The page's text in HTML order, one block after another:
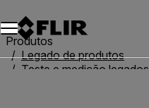
Produtos
Legado de produtos
Teste e medição legados